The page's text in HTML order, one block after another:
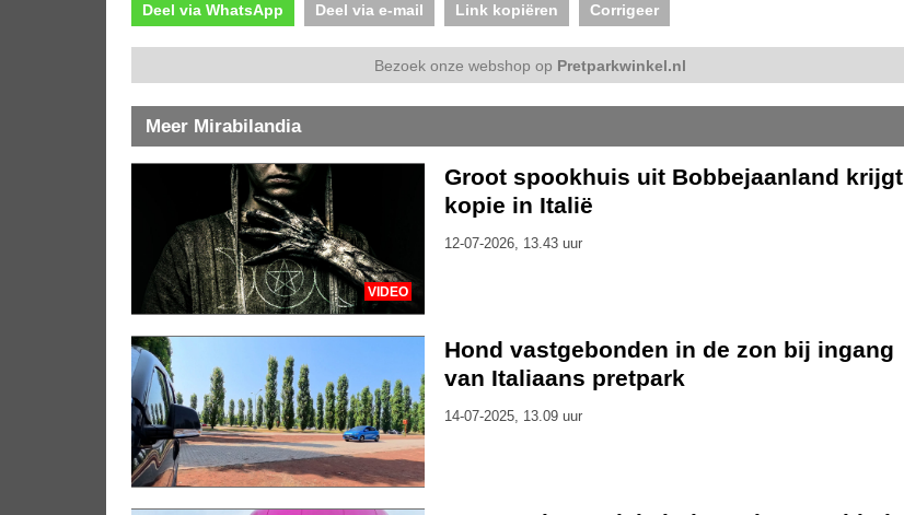
Deel via WhatsApp Deel via e-mail Link kopiëren Corrigeer
Bezoek onze webshop op Pretparkwinkel.nl
Meer Mirabilandia
VIDEO
Groot spookhuis uit Bobbejaanland krijgt
kopie in Italië
12-07-2026, 13.43 uur
Hond vastgebonden in de zon bij ingang
van Italiaans pretpark
14-07-2025, 13.09 uur